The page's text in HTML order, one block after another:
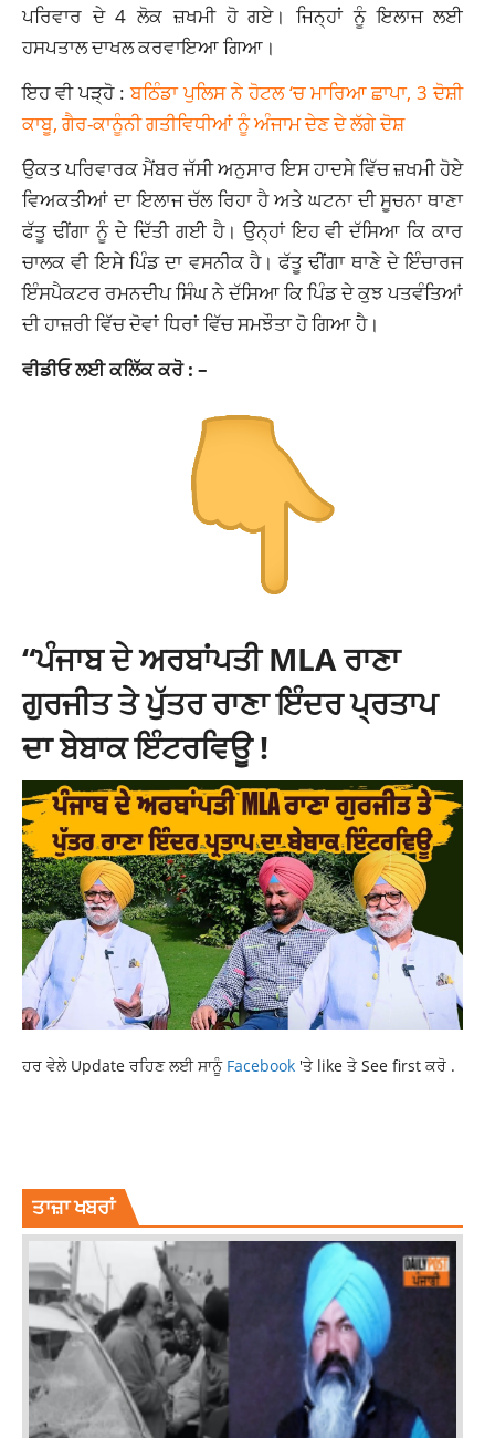
ਪਰਿਵਾਰ ਦੇ 4 ਲੋਕ ਜ਼ਖਮੀ ਹੋ ਗਏ। ਜਿਨ੍ਹਾਂ ਨੂੰ ਇਲਾਜ ਲਈ
ਹਸਪਤਾਲ ਦਾਖਲ ਕਰਵਾਇਆ ਗਿਆ।
ਇਹ ਵੀ ਪੜ੍ਹੋ :ਬਠਿੰਡਾ ਪੁਲਿਸ ਨੇ ਹੋਟਲ ‘ਚ ਮਾਰਿਆ ਛਾਪਾ, 3 ਦੋਸ਼ੀ
ਕਾਬੂ, ਗੈਰ-ਕਾਨੂੰਨੀ ਗਤੀਵਿਧੀਆਂ ਨੂੰ ਅੰਜਾਮ ਦੇਣ ਦੇ ਲੱਗੇ ਦੋਸ਼
ਉਕਤ ਪਰਿਵਾਰਕ ਮੈਂਬਰ ਜੱਸੀ ਅਨੁਸਾਰ ਇਸ ਹਾਦਸੇ ਵਿੱਚ ਜ਼ਖਮੀ ਹੋਏ
ਵਿਅਕਤੀਆਂ ਦਾ ਇਲਾਜ ਚੱਲ ਰਿਹਾ ਹੈ ਅਤੇ ਘਟਨਾ ਦੀ ਸੂਚਨਾ ਥਾਣਾ
ਫੱਤੂ ਢੀਂਗਾ ਨੂੰ ਦੇ ਦਿੱਤੀ ਗਈ ਹੈ। ਉਨ੍ਹਾਂ ਇਹ ਵੀ ਦੱਸਿਆ ਕਿ ਕਾਰ
ਚਾਲਕ ਵੀ ਇਸੇ ਪਿੰਡ ਦਾ ਵਸਨੀਕ ਹੈ। ਫੱਤੂ ਢੀਂਗਾ ਥਾਣੇ ਦੇ ਇੰਚਾਰਜ
ਇੰਸਪੈਕਟਰ ਰਮਨਦੀਪ ਸਿੰਘ ਨੇ ਦੱਸਿਆ ਕਿ ਪਿੰਡ ਦੇ ਕੁਝ ਪਤਵੰਤਿਆਂ
ਦੀ ਹਾਜ਼ਰੀ ਵਿੱਚ ਦੋਵਾਂ ਧਿਰਾਂ ਵਿੱਚ ਸਮਝੌਤਾ ਹੋ ਗਿਆ ਹੈ।
ਵੀਡੀਓ ਲਈ ਕਲਿੱਕ ਕਰੋ : –
“ਪੰਜਾਬ ਦੇ ਅਰਬਾਂਪਤੀ MLA ਰਾਣਾ
ਗੁਰਜੀਤ ਤੇ ਪੁੱਤਰ ਰਾਣਾ ਇੰਦਰ ਪ੍ਰਤਾਪ
ਦਾ ਬੇਬਾਕ ਇੰਟਰਵਿਊ !
ਹਰ ਵੇਲੇ Update ਰਹਿਣ ਲਈ ਸਾਨੂੰ Facebook 'ਤੇ like ਤੇ See first ਕਰੋ .
ਤਾਜ਼ਾ ਖਬਰਾਂ